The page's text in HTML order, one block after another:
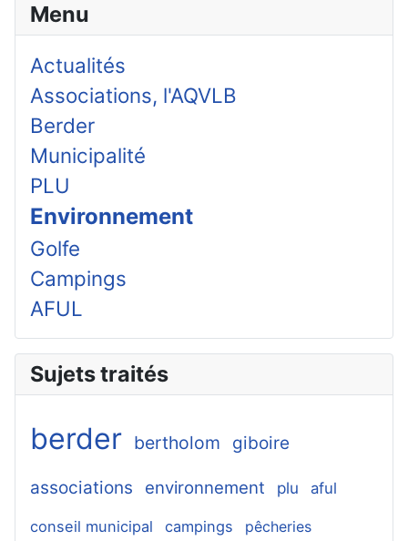
Menu
Actualités
Associations, l'AQVLB
Berder
Municipalité
PLU
Environnement
Golfe
Campings
AFUL
Sujets traités
berder bertholom giboire
associations environnement plu aful
conseil municipal campings pêcheries